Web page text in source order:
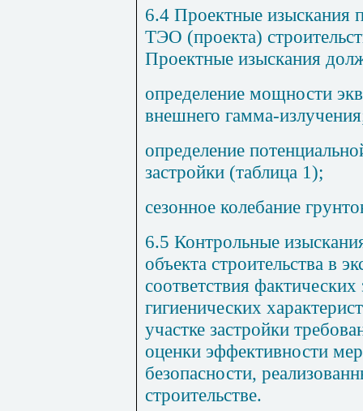
6.4 Проектные изыскания
ТЭО (проекта)
Проектные изыскания
определение мощности
внешнего гамма-
определение
застройки (таблица 1);
сезонное колебание
6.5 Контрольные
объекта строительства в
соответствия
гигиенических
участке застройки
оценки эффективности
безопасности,
строительстве.